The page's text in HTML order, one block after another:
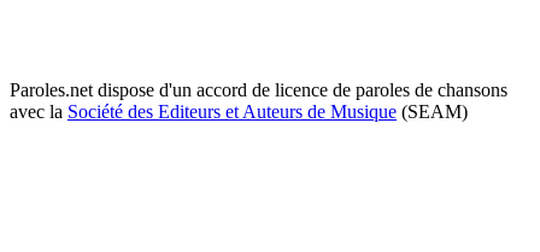
Paroles.net dispose d'un accord de licence de paroles de chansons
avec la Société des Editeurs et Auteurs de Musique (SEAM)